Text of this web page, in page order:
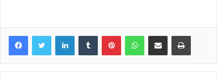
LinkedinTumblr PinterestWhatsAppCompartilhar via e-mail Imprimir